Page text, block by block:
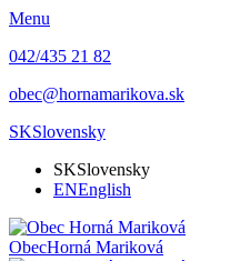
Menu
042/435 21 82
obec@hornamarikova.sk
SKSlovensky
SKSlovensky
ENEnglish
ObecHorná Mariková